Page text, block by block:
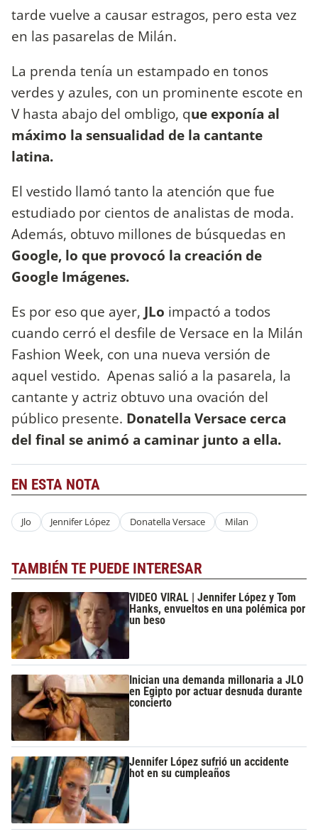
tarde vuelve a causar estragos, pero esta vez
en las pasarelas de Milán.
La prenda tenía un estampado en tonos
verdes y azules, con un prominente escote en
V hasta abajo del ombligo, que exponía al
máximo la sensualidad de la cantante
latina.
El vestido llamó tanto la atención que fue
estudiado por cientos de analistas de moda.
Además, obtuvo millones de búsquedas en
Google, lo que provocó la creación de
Google Imágenes.
Es por eso que ayer, JLo impactó a todos
cuando cerró el desfile de Versace en la Milán
Fashion Week, con una nueva versión de
aquel vestido. Apenas salió a la pasarela, la
cantante y actriz obtuvo una ovación del
público presente. Donatella Versace cerca
del final se animó a caminar junto a ella.
EN ESTA NOTA
Jlo Jennifer López Donatella Versace Milan
TAMBIÉN TE PUEDE INTERESAR
VIDEO VIRAL | Jennifer López y Tom
Hanks, envueltos en una polémica por
un beso
Inician una demanda millonaria a JLO
en Egipto por actuar desnuda durante
concierto
Jennifer López sufrió un accidente
hot en su cumpleaños